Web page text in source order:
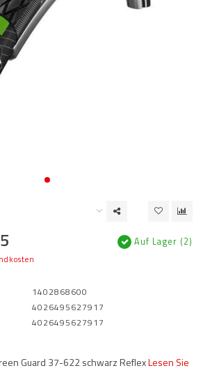
Auf Lager (2)
1402868600
4026495627917
4026495627917
Guard 37-622 schwarz ReflexLesen Sie